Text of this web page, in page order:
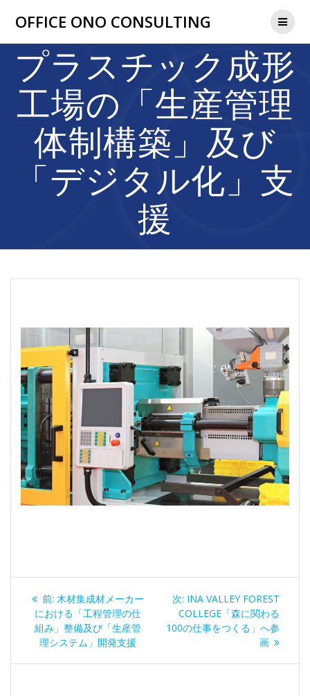
ン
ツ
ス
キ
ッ
プ
OFFICE ONO CONSULTING
プラスチック成形
工場の「生産管理
体制構築」及び
「デジタル化」支
援
投 前: 過
去
の
投
木材集成材メーカー
における「工程管理の仕
組み」整備及び「生産管
理システム」開発支援
次: 次
の
投
INA VALLEY FOREST
COLLEGE「森に関わる
100の仕事をつくる」へ参
画